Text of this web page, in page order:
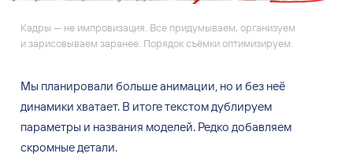
Кадры — не импровизация. Все придумываем, организуем
и зарисовываем заранее. Порядок съёмки оптимизируем.
Мы планировали больше анимации, но и без неё
динамики хватает. В итоге текстом дублируем
параметры и названия моделей. Редко добавляем
скромные детали.